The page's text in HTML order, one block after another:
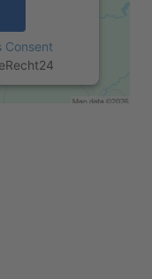
Consent
eRecht24